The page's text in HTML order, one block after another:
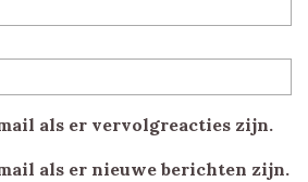
als er vervolgreacties zijn.
als er nieuwe berichten zijn.